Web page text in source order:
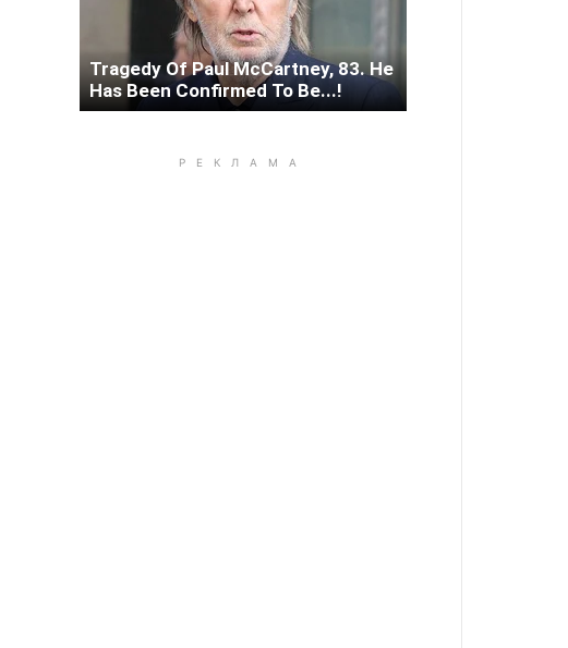
Tragedy Of Paul McCartney, 83. He
Has Been Confirmed To Be...!